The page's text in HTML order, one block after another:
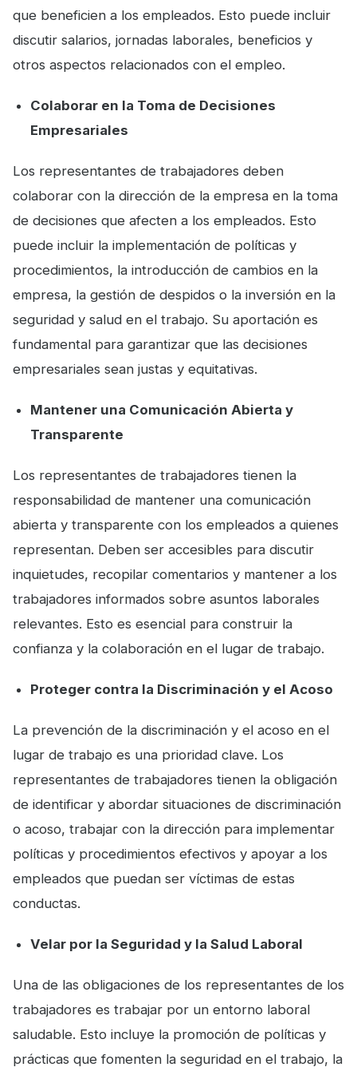
que beneficien a los empleados. Esto puede incluir
discutir salarios, jornadas laborales, beneficios y
otros aspectos relacionados con el empleo.
Colaborar en la Toma de Decisiones
Empresariales
Los representantes de trabajadores deben
colaborar con la dirección de la empresa en la toma
de decisiones que afecten a los empleados. Esto
puede incluir la implementación de políticas y
procedimientos, la introducción de cambios en la
empresa, la gestión de despidos o la inversión en la
seguridad y salud en el trabajo. Su aportación es
fundamental para garantizar que las decisiones
empresariales sean justas y equitativas.
Mantener una Comunicación Abierta y
Transparente
Los representantes de trabajadores tienen la
responsabilidad de mantener una comunicación
abierta y transparente con los empleados a quienes
representan. Deben ser accesibles para discutir
inquietudes, recopilar comentarios y mantener a los
trabajadores informados sobre asuntos laborales
relevantes. Esto es esencial para construir la
confianza y la colaboración en el lugar de trabajo.
Proteger contra la Discriminación y el Acoso
La prevención de la discriminación y el acoso en el
lugar de trabajo es una prioridad clave. Los
representantes de trabajadores tienen la obligación
de identificar y abordar situaciones de discriminación
o acoso, trabajar con la dirección para implementar
políticas y procedimientos efectivos y apoyar a los
empleados que puedan ser víctimas de estas
conductas.
Velar por la Seguridad y la Salud Laboral
Una de las obligaciones de los representantes de los
trabajadores es trabajar por un entorno laboral
saludable. Esto incluye la promoción de políticas y
prácticas que fomenten la seguridad en el trabajo, la